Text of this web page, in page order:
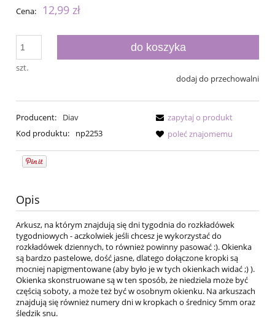
Cena: 12,99 zł
szt.
do koszyka
dodaj do przechowalni
Producent:
Diav
Kod produktu:
np2253
zapytaj o produkt
poleć znajomemu
Opis
Arkusz, na którym znajdują się dni tygodnia do rozkładówek
tygodniowych - aczkolwiek jeśli chcesz je wykorzystać do
rozkładówek dziennych, to również powinny pasować :). Okienka
są bardzo pastelowe, dość jasne, dlatego dołączone kropki są
mocniej napigmentowane (aby było je w tych okienkach widać ;) ).
Okienka skonstruowane są w ten sposób, że niedziela może być
częścią soboty, a może też być w osobnym okienku. Na arkuszach
znajdują się również numery dni w kropkach o średnicy 5mm oraz
śledzik snu.